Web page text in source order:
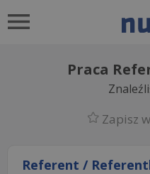
Praca
Zapisz
Referent /